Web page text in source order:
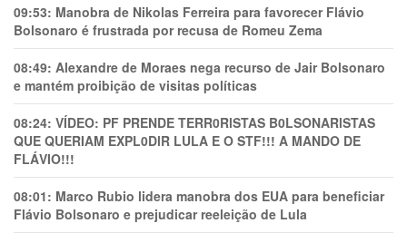
09:53: Manobra de Nikolas Ferreira para favorecer Flávio
Bolsonaro é frustrada por recusa de Romeu Zema
08:49: Alexandre de Moraes nega recurso de Jair Bolsonaro
e mantém proibição de visitas políticas
08:24: VÍDEO: PF PRENDE TERR0RlSTAS B0LSONARlSTAS
QUE QUERIAM EXPL0DlR LULA E O STF!!! A MANDO DE
FLÁVIO!!!
08:01: Marco Rubio lidera manobra dos EUA para beneficiar
Flávio Bolsonaro e prejudicar reeleição de Lula